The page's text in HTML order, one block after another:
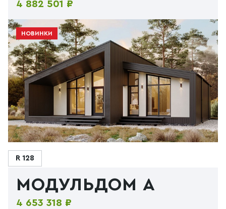
4 882 501 ₽
НОВИНКИ
R 128
МОДУЛЬДОМ А
4 653 318 ₽